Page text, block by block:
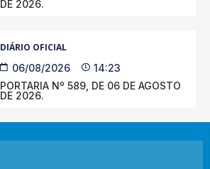
DE 2026.
DIÁRIO OFICIAL
06/08/2026
14:23
PORTARIA Nº 589, DE 06 DE AGOSTO
DE 2026.